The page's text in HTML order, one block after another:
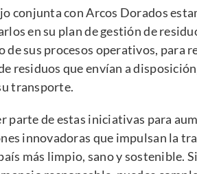
conjunta con Arcos Dorados
en su plan de gestión de
sus procesos operativos, para
residuos que envían a
transporte.
parte de estas iniciativas para
innovadoras que impulsan la
más limpio, sano y sostenible.